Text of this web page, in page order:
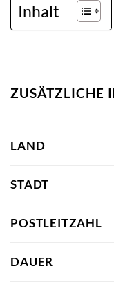
Inhalt
ZUSÄTZLICHE
LAND
STADT
POSTLEITZAHL
DAUER